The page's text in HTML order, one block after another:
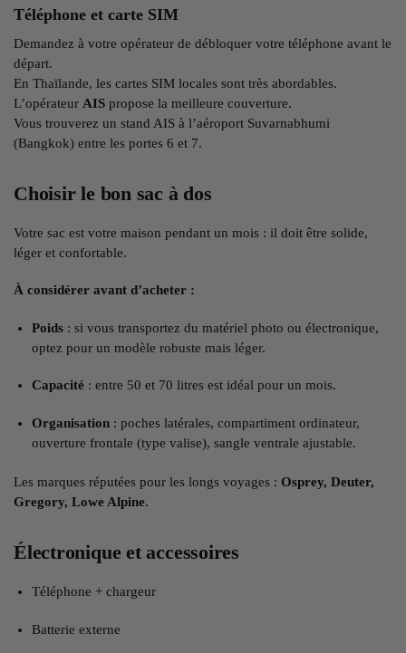
Téléphone et carte SIM
Demandez à votre opérateur de débloquer votre téléphone avant le
départ.
En Thaïlande, les cartes SIM locales sont très abordables.
L’opérateur AIS propose la meilleure couverture.
Vous trouverez un stand AIS à l’aéroport Suvarnabhumi
(Bangkok) entre les portes 6 et 7.
Choisir le bon sac à dos
Votre sac est votre maison pendant un mois : il doit être solide,
léger et confortable.
À considérer avant d’acheter :
Poids : si vous transportez du matériel photo ou électronique,
optez pour un modèle robuste mais léger.
Capacité : entre 50 et 70 litres est idéal pour un mois.
Organisation : poches latérales, compartiment ordinateur,
ouverture frontale (type valise), sangle ventrale ajustable.
Les marques réputées pour les longs voyages : Osprey, Deuter,
Gregory, Lowe Alpine.
Électronique et accessoires
Téléphone + chargeur
Batterie externe